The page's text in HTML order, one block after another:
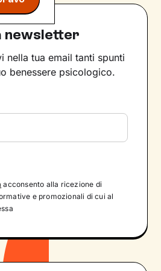
newsletter
nella tua email tanti spunti
benessere psicologico.
acconsento alla ricezione di
e promozionali di cui al